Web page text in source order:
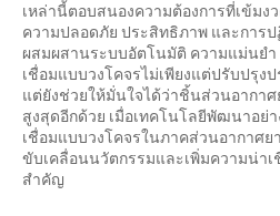
เหล่านี้ตอบสนองความต้องการที่เข้มง
ความปลอดภัย ประสิทธิภาพ และการ
ผสมผสานระบบอัตโนมัติ ความแม่นยำ
เชื่อมแบบวงโคจรไม่เพียงแต่ปรับปรุง
แต่ยังช่วยให้มั่นใจได้ว่าชิ้นส่วนอากา
สูงสุดอีกด้วย เมื่อเทคโนโลยีพัฒนาอย่า
เชื่อมแบบวงโคจรในภาคส่วนอากาศ
ขับเคลื่อนนวัตกรรมและเพิ่มความน่า
สำคัญ